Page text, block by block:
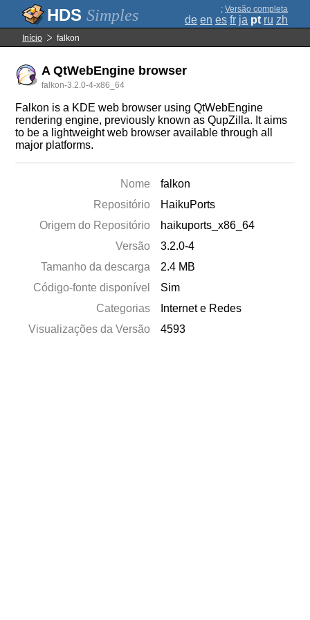
Simples ; Versão completa
de en es fr ja pt ru zh
Início falkon
A QtWebEngine browser
falkon-3.2.0-4-x86_64
Falkon is a KDE web browser using QtWebEngine
rendering engine, previously known as QupZilla. It aims
to be a lightweight web browser available through all
major platforms.
Nome
falkon
Repositório
HaikuPorts
Origem do Repositório
haikuports_x86_64
Versão
3.2.0-4
Tamanho da descarga
2.4 MB
Código-fonte disponível
Sim
Categorias
Internet e Redes
Visualizações da Versão
4593